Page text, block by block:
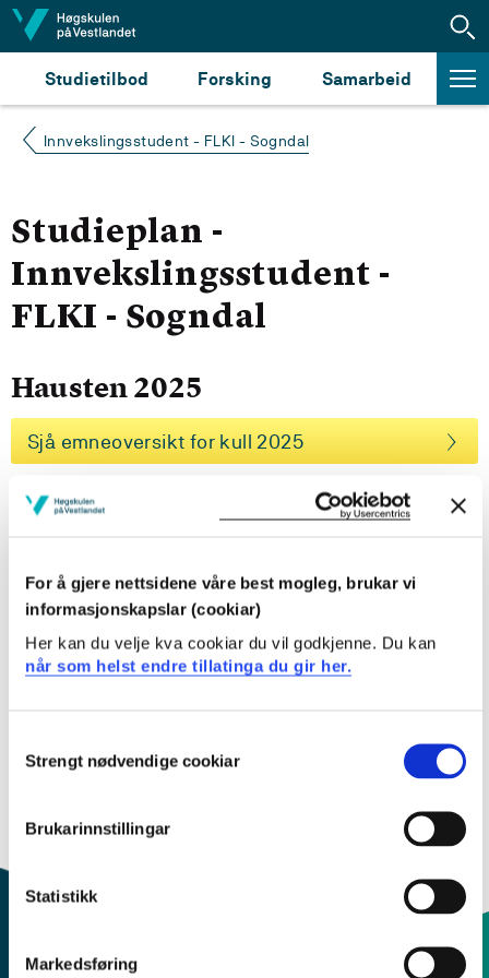
For å gjere nettsidene våre best mogleg, brukar vi
informasjonskapslar (cookiar)
Her kan du velje kva cookiar du vil godkjenne. Du kan
når som helst endre tillatinga du gir her.
Selection
Strengt nødvendige cookiar
Brukarinnstillingar
Statistikk
Markedsføring
Hopp til innhald
Studietilbod Forsking Samarbeid
Innvekslingsstudent - FLKI - Sogndal
Studieplan -
Innvekslingsstudent -
FLKI - Sogndal
Hausten 2025
Sjå emneoversikt for kull 2025
Kull Våren 2025
Kull Hausten 2024
Kull Hausten 2023
Kull Hausten 2022